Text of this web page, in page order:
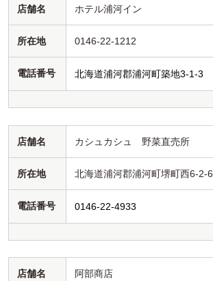
店舗名 ホテル浦河イン
所在地 0146-22-1212
電話番号 北海道浦河郡浦河町築地3-1-3
店舗名 カシュカシュ 野菜直売所
所在地 北海道浦河郡浦河町堺町西6-2-6
電話番号 0146-22-4933
店舗名 阿部商店